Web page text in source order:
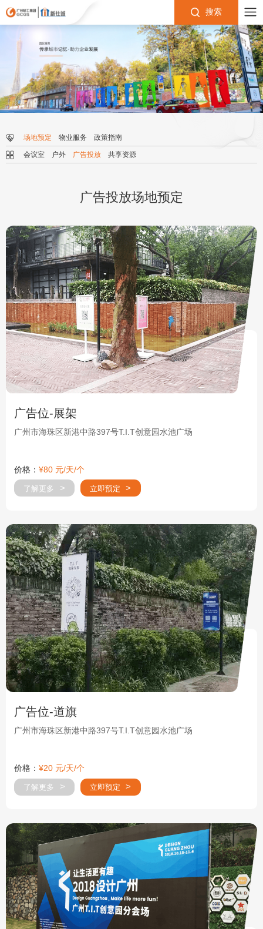
搜索
场地预定 物业服务 政策指南
会议室 户外 广告投放 共享资源
广告投放场地预定
广告位-展架
广州市海珠区新港中路397号T.I.T创意园水池广场
价格：¥80 元/天/个
了解更多 立即预定
广告位-道旗
广州市海珠区新港中路397号T.I.T创意园水池广场
价格：¥20 元/天/个
了解更多 立即预定